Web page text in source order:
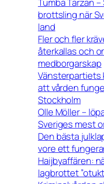
brottsling när
land
Fler och fler
återkallas och
medborgarskap
Vänsterpartiets
att vården
Stockholm
Olle Möller –
Sveriges mest
Den bästa
vore ett
Haijbyaffären:
lagbrottet